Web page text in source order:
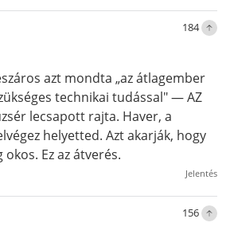
184
azt mondta „az átlagember
technikai tudással" — AZ
lecsapott rajta. Haver, a
helyetted. Azt akarják, hogy
Ez az átverés.
Jelentés
156